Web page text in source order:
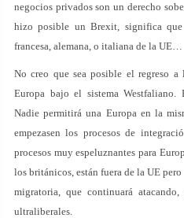
negocios privados son un derecho
hizo posible un Brexit, significa que
francesa, alemana, o italiana de la UE…
No creo que sea posible el regreso
Europa bajo el sistema Westfaliano.
Nadie permitirá una Europa en la
empezasen los procesos de
procesos muy espeluznantes para
los británicos, están fuera de la UE
migratoria, que continuará
ultraliberales.